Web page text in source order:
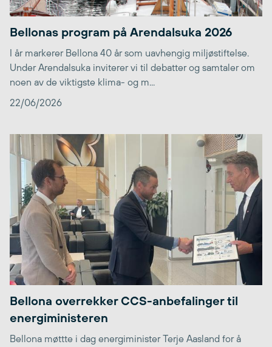
Bellonas program på Arendalsuka 2026
I år markerer Bellona 40 år som uavhengig miljøstiftelse.
Under Arendalsuka inviterer vi til debatter og samtaler om
noen av de viktigste klima- og m...
22/06/2026
Bellona overrekker CCS-anbefalinger til
energiministeren
Bellona møttte i dag energiminister Terje Aasland for å